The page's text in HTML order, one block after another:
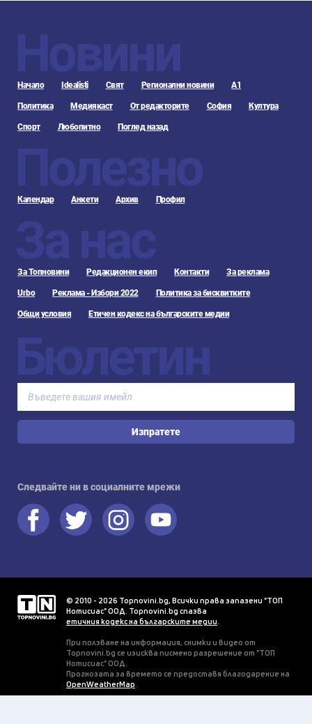
Новини
Начало Idealisti Свят Регионални новини А1
Политика Медиякаст От редакторите София Култура
Спорт Любопитно Поглед назад
Полезно
Календар Анкети Архив Профил
За нас
За Топновини Редакционен екип Контакти За реклама
Urbo Реклама - Избори 2022 Политика за бисквитките
Общи условия Етичен кодекс на българските медии
Бюлетин
Изпратете
Следвайте ни в социалните мрежи
© 2010 - 2026 Topnovini.bg, Всички права запазени "ТОП
Нотисиас" ООД. Topnovini.bg спазва
етичния кодекс на българските медии
При ползване на информация, снимки и видео от
Topnovini.bg се изисква писмено разрешение от "ТОП
Нотисиас" ООД.
Прогнозата за времето се предоставя благодарение на
OpenWeatherMap